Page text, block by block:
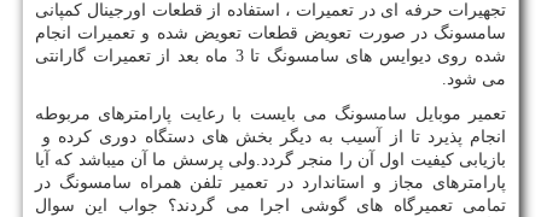
تجهیرات حرفه ای در تعمیرات ، استفاده از قطعات اورجینال کمپانی
سامسونگ در صورت تعویض قطعات تعویض شده و تعمیرات انجام
شده روی دیوایس های سامسونگ تا 3 ماه بعد از تعمیرات گارانتی
می شود.
تعمیر موبایل سامسونگ می بایست با رعایت پارامترهای مربوطه
انجام پذیرد تا از آسیب به دیگر بخش های دستگاه دوری کرده و
بازیابی کیفیت اول آن را منجر گردد.ولی پرسش ما آن میباشد که آیا
پارامترهای مجاز و استاندارد در تعمیر تلفن همراه سامسونگ در
تمامی تعمیرگاه های گوشی اجرا می گردند؟ جواب این سوال